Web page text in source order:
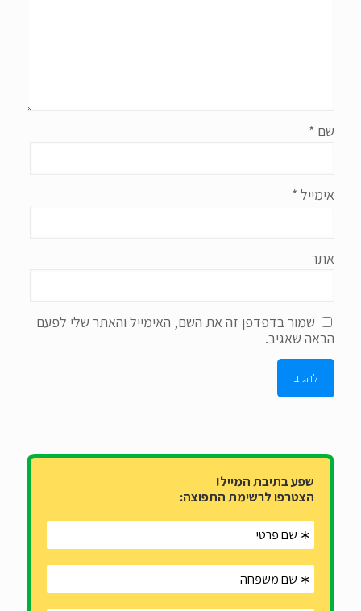
שם *
אימייל *
אתר
שמור בדפדפן זה את השם, האימייל והאתר שלי לפעם
הבאה שאגיב.